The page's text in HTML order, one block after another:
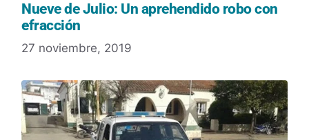
Nueve de Julio: Un aprehendido robo con
efracción
27 noviembre, 2019